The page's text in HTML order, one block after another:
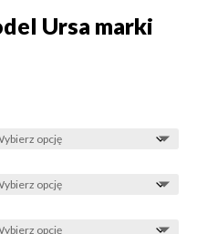
Ursa marki